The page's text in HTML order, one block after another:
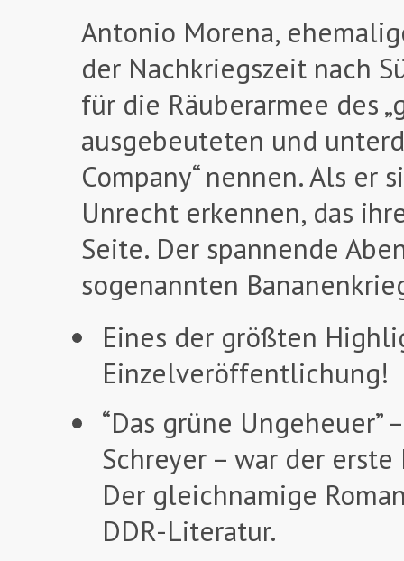
Antonio Morena,
der Nachkriegszeit nach
für die Räuberarmee des
ausgebeuteten und
Company“ nennen. Als
Unrecht erkennen, das
Seite. Der spannende
sogenannten
Eines der größten
Einzelveröffentlichung!
“Das grüne
Schreyer – war der
Der gleichnamige
DDR-Literatur.